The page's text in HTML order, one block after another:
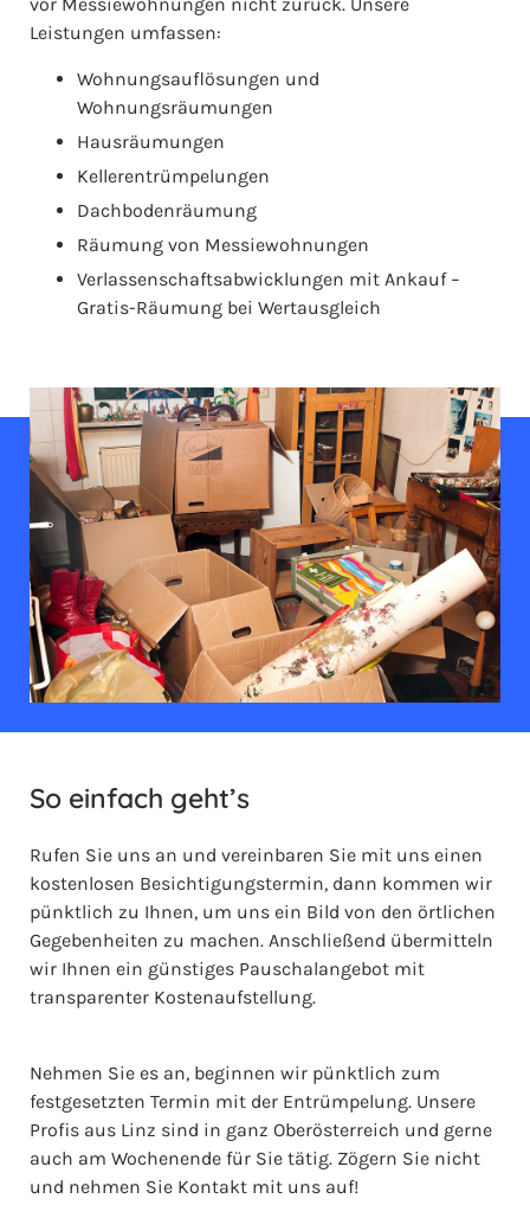
vor Messiewohnungen nicht zurück. Unsere
Leistungen umfassen:
Wohnungsauflösungen und
Wohnungsräumungen
Hausräumungen
Kellerentrümpelungen
Dachbodenräumung
Räumung von Messiewohnungen
Verlassenschaftsabwicklungen mit Ankauf –
Gratis-Räumung bei Wertausgleich
So einfach geht’s
Rufen Sie uns an und vereinbaren Sie mit uns einen
kostenlosen Besichtigungstermin, dann kommen wir
pünktlich zu Ihnen, um uns ein Bild von den örtlichen
Gegebenheiten zu machen. Anschließend übermitteln
wir Ihnen ein günstiges Pauschalangebot mit
transparenter Kostenaufstellung.
Nehmen Sie es an, beginnen wir pünktlich zum
festgesetzten Termin mit der Entrümpelung. Unsere
Profis aus Linz sind in ganz Oberösterreich und gerne
auch am Wochenende für Sie tätig. Zögern Sie nicht
und nehmen Sie Kontakt mit uns auf!